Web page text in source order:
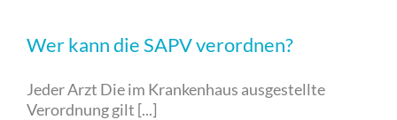
Wer kann die SAPV verordnen?
Jeder Arzt Die im Krankenhaus ausgestellte
Verordnung gilt [...]